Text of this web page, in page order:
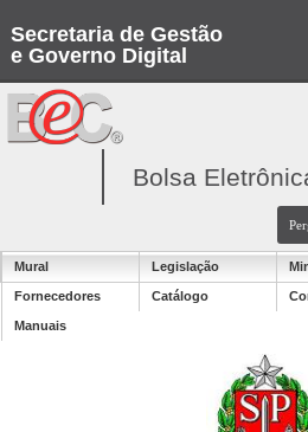
Secretaria de Gestão
e Governo Digital
Bolsa
Mural Legislação
Fornecedores Catálogo
Manuais